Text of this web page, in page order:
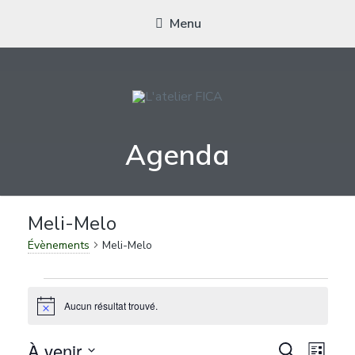
Menu
Actions conviviales écologiques et solidaires sur le territoire de
Meximieux
Agenda
Meli-Melo
Évènements Meli-Melo
Évènements
Notice Aucun résultat trouvé.
Recherche